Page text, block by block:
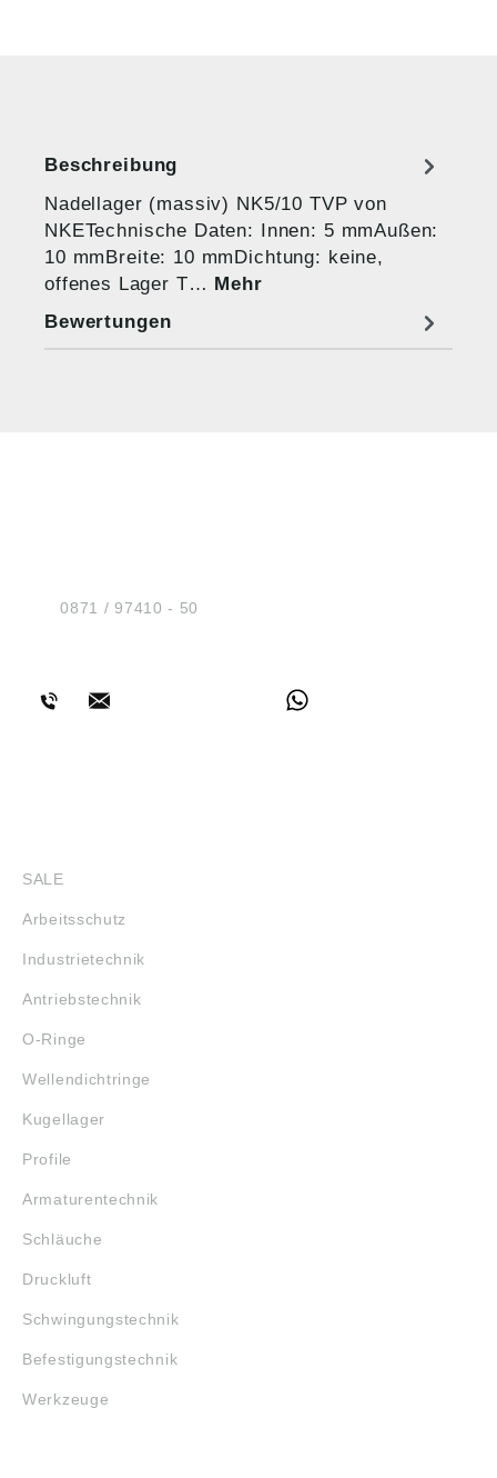
Beschreibung
Nadellager (massiv) NK5/10 TVP von
NKETechnische Daten: Innen: 5 mmAußen:
10 mmBreite: 10 mmDichtung: keine,
offenes Lager T… Mehr
Bewertungen
Tel.:0871 / 97410 - 50
SALE
Arbeitsschutz
Industrietechnik
Antriebstechnik
O-Ringe
Wellendichtringe
Kugellager
Profile
Armaturentechnik
Schläuche
Druckluft
Schwingungstechnik
Befestigungstechnik
Werkzeuge